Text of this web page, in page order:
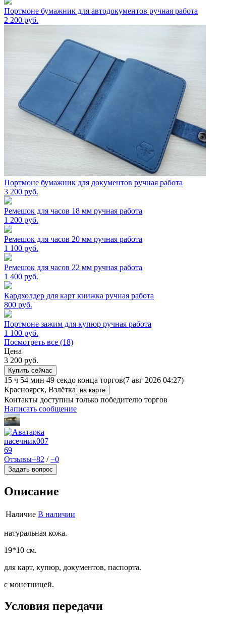
Портмоне бумажник для автодокументов ручная работа
2 200 руб.
Портмоне бумажник для документов ручная работа
3 200 руб.
Ремешок для часов 18 мм ручная работа
1 200 руб.
Ремешок для часов 20 мм ручная работа
1 100 руб.
Ремешок для часов 22 мм ручная работа
1 400 руб.
Кардхолдер для карт книжка ручная работа
800 руб.
Портмоне зажим для купюр ручная работа
1 100 руб.
Посмотреть все (18)
Цена
3 200 руб.
Купить сейчас
15 ч 54 мин 49 секдо конца торгов(7 авг 2026 04:27)
Красноярск, Взлётка
на карте
Контакты доступны только победителю торгов
Написать сообщение
пасечник007
69
Отзывы+82 /−0
Задать вопрос
Описание
Наличие В наличии
натуральная кожа.
19*10 см.
для карт, купюр, документов, паспорта.
с монетницей.
Условия передачи